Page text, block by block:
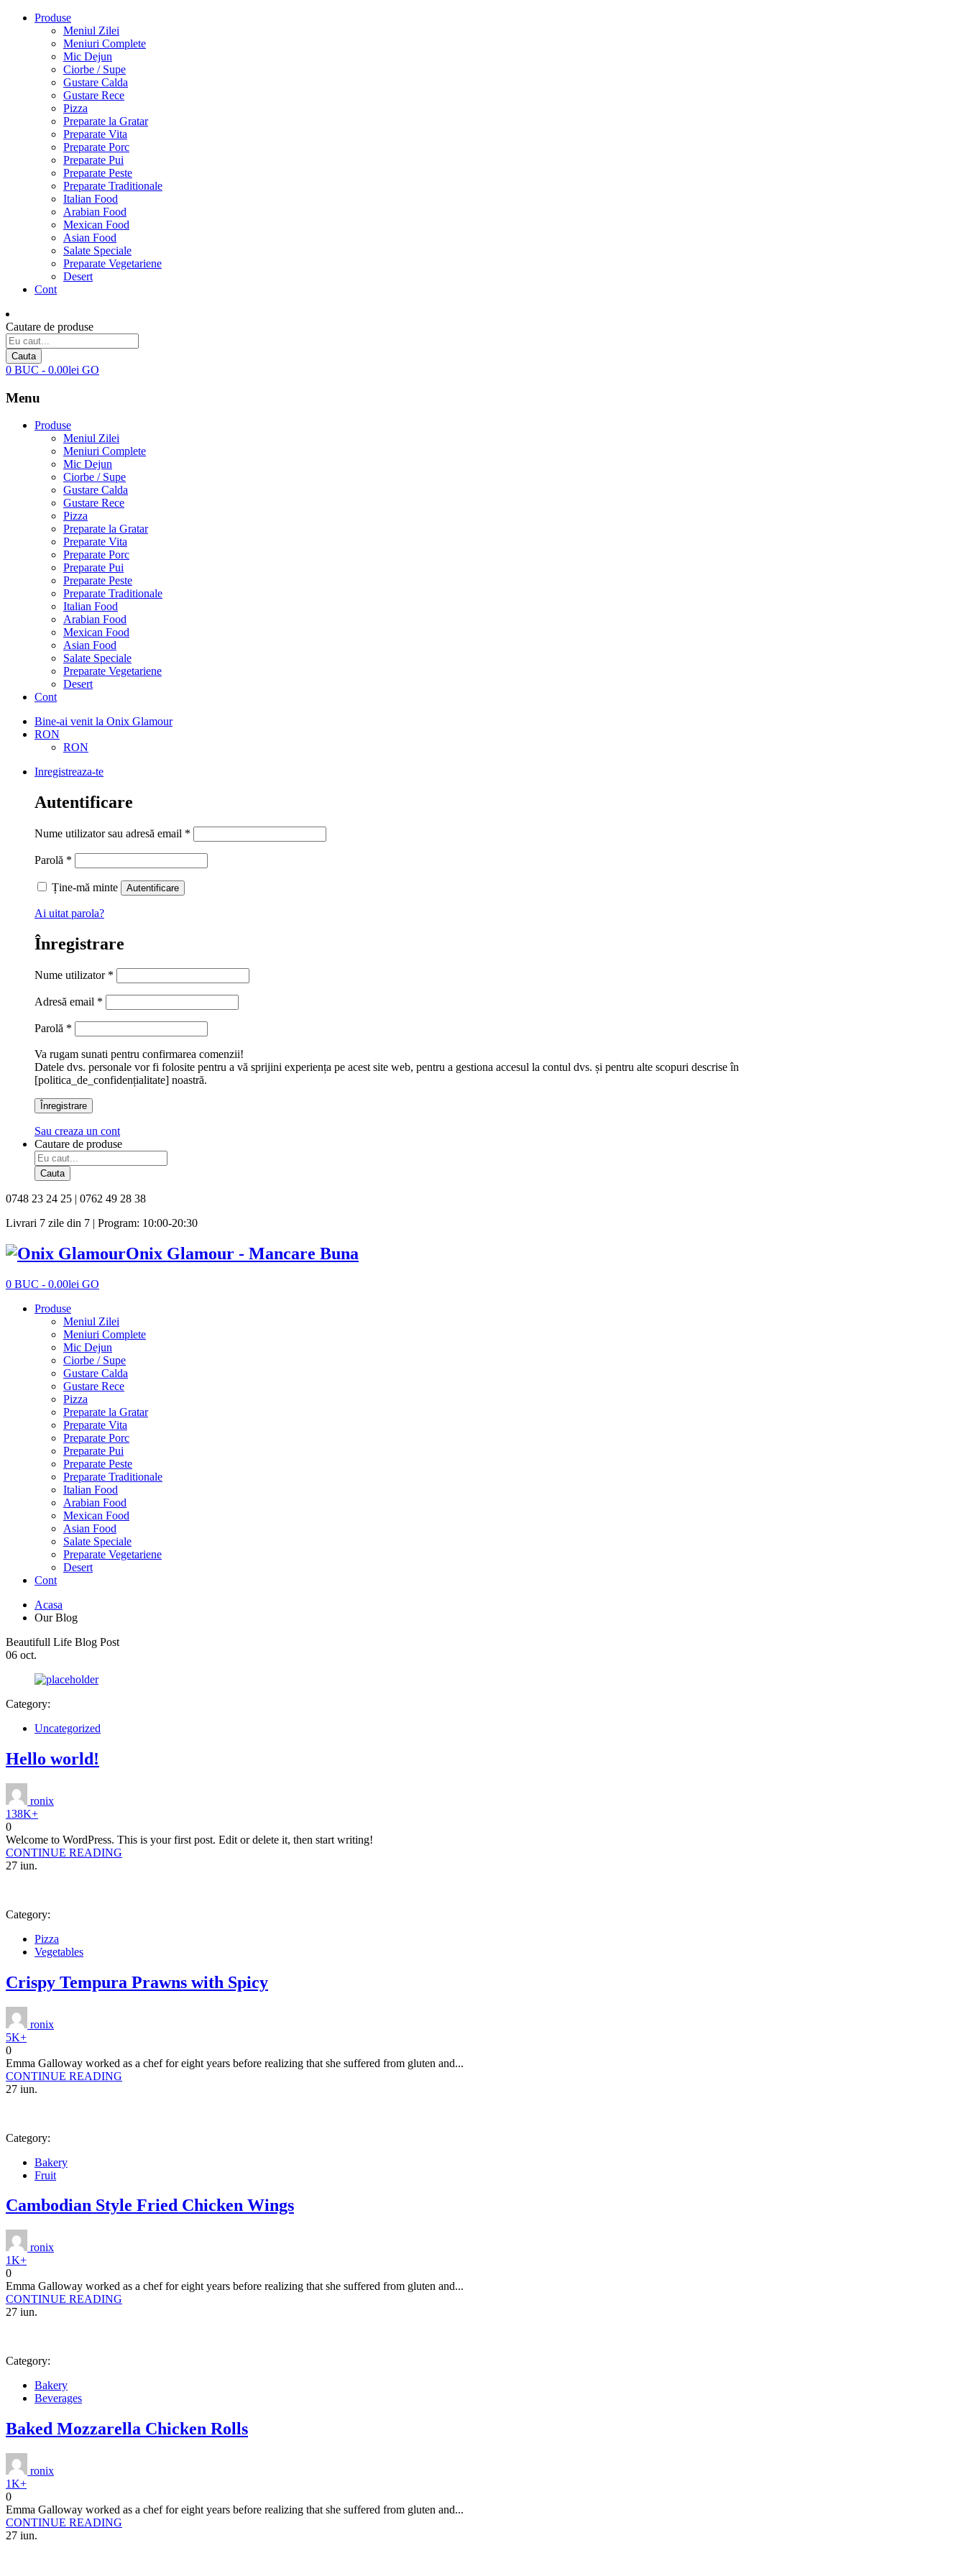
Produse
Meniul Zilei
Meniuri Complete
Mic Dejun
Ciorbe / Supe
Gustare Calda
Gustare Rece
Pizza
Preparate la Gratar
Preparate Vita
Preparate Porc
Preparate Pui
Preparate Peste
Preparate Traditionale
Italian Food
Arabian Food
Mexican Food
Asian Food
Salate Speciale
Preparate Vegetariene
Desert
Cont
Cautare de produse
Cauta
0 BUC - 0.00lei GO
Menu
Produse
Meniul Zilei
Meniuri Complete
Mic Dejun
Ciorbe / Supe
Gustare Calda
Gustare Rece
Pizza
Preparate la Gratar
Preparate Vita
Preparate Porc
Preparate Pui
Preparate Peste
Preparate Traditionale
Italian Food
Arabian Food
Mexican Food
Asian Food
Salate Speciale
Preparate Vegetariene
Desert
Cont
Bine-ai venit la Onix Glamour
RON
RON
Inregistreaza-te
Autentificare
Nume utilizator sau adresă email *
Parolă *
Ține-mă minte Autentificare
Ai uitat parola?
Înregistrare
Nume utilizator *
Adresă email *
Parolă *
Va rugam sunati pentru confirmarea comenzii!
Datele dvs. personale vor fi folosite pentru a vă sprijini experiența pe acest site web, pentru a gestiona accesul la contul dvs. și pentru alte scopuri descrise în
[politica_de_confidențialitate] noastră.
Înregistrare
Sau creaza un cont
Cautare de produse
Cauta
0748 23 24 25 | 0762 49 28 38
Livrari 7 zile din 7 | Program: 10:00-20:30
Onix Glamour - Mancare Buna
0 BUC - 0.00lei GO
Produse
Meniul Zilei
Meniuri Complete
Mic Dejun
Ciorbe / Supe
Gustare Calda
Gustare Rece
Pizza
Preparate la Gratar
Preparate Vita
Preparate Porc
Preparate Pui
Preparate Peste
Preparate Traditionale
Italian Food
Arabian Food
Mexican Food
Asian Food
Salate Speciale
Preparate Vegetariene
Desert
Cont
Acasa
Our Blog
Beautifull Life Blog Post
06 oct.
Category:
Uncategorized
Hello world!
ronix
138K+
0
Welcome to WordPress. This is your first post. Edit or delete it, then start writing!
CONTINUE READING
27 iun.
Category:
Pizza
Vegetables
Crispy Tempura Prawns with Spicy
ronix
5K+
0
Emma Galloway worked as a chef for eight years before realizing that she suffered from gluten and...
CONTINUE READING
27 iun.
Category:
Bakery
Fruit
Cambodian Style Fried Chicken Wings
ronix
1K+
0
Emma Galloway worked as a chef for eight years before realizing that she suffered from gluten and...
CONTINUE READING
27 iun.
Category:
Bakery
Beverages
Baked Mozzarella Chicken Rolls
ronix
1K+
0
Emma Galloway worked as a chef for eight years before realizing that she suffered from gluten and...
CONTINUE READING
27 iun.